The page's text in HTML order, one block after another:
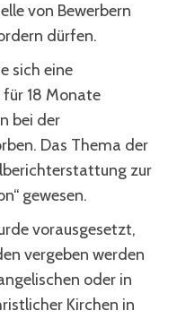
von Bewerbern
dürfen.
sich eine
für 18 Monate
bei der
Das Thema der
zur
gewesen.
vorausgesetzt,
vergeben werden
oder in
Kirchen in